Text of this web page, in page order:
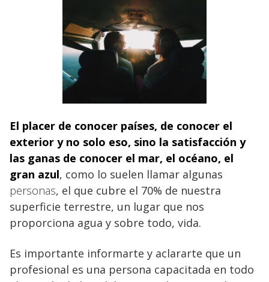
El placer de conocer países, de conocer el
exterior y no solo eso, sino la satisfacción y
las ganas de conocer el mar, el océano, el
gran azul, como lo suelen llamar algunas
personas, el que cubre el 70% de nuestra
superficie terrestre, un lugar que nos
proporciona agua y sobre todo, vida.
Es importante informarte y aclararte que un
profesional es una persona capacitada en todo